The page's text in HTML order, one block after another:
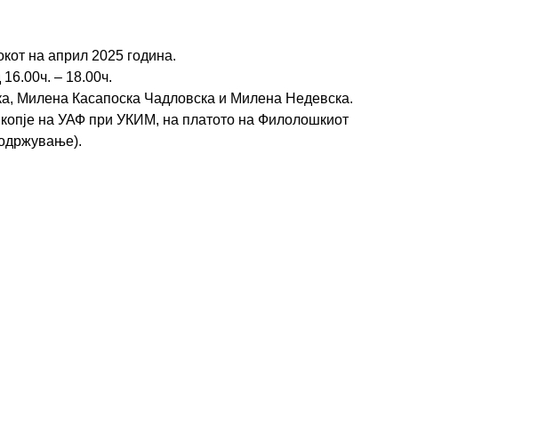
на април 2025 година.
16.00ч. – 18.00ч.
Милена Касапоска Чадловска и Милена Недевска.
на УАФ при УКИМ, на платото на Филолошкиот